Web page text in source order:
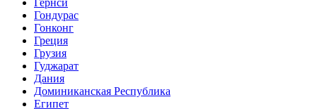
Гондурас
Гонконг
Греция
Грузия
Гуджарат
Дания
Доминиканская Республика
Египет